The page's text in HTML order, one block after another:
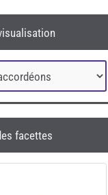
facettes